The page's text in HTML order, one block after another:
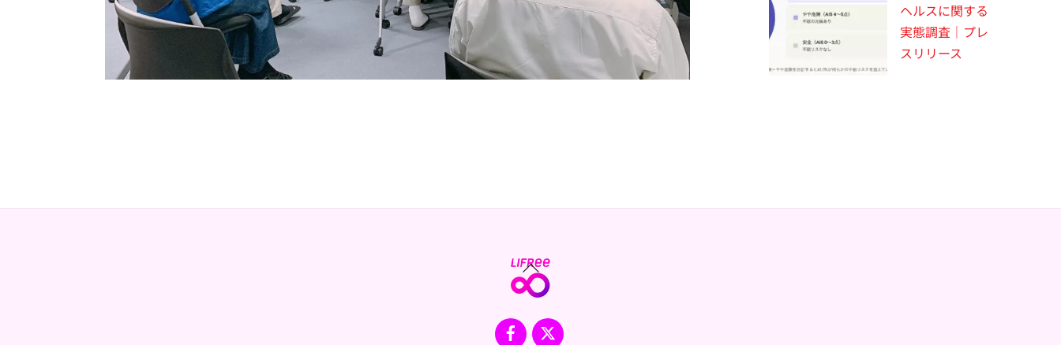
ヘルスに関する
実態調査｜プレ
スリリース
Back
To
Facebook
X